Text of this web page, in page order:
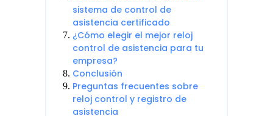
sistema de control de
asistencia certificado
¿Cómo elegir el mejor reloj
control de asistencia para tu
empresa?
Conclusión
Preguntas frecuentes sobre
reloj control y registro de
asistencia